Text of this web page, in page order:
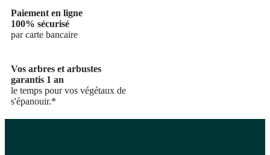
Paiement en ligne
100% sécurisé
par carte bancaire
Vos arbres et arbustes
garantis 1 an
le temps pour vos végétaux de
s'épanouir.*